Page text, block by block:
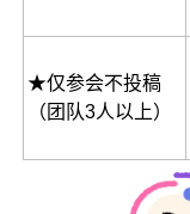
★仅参会不投稿
（团队3人以上）